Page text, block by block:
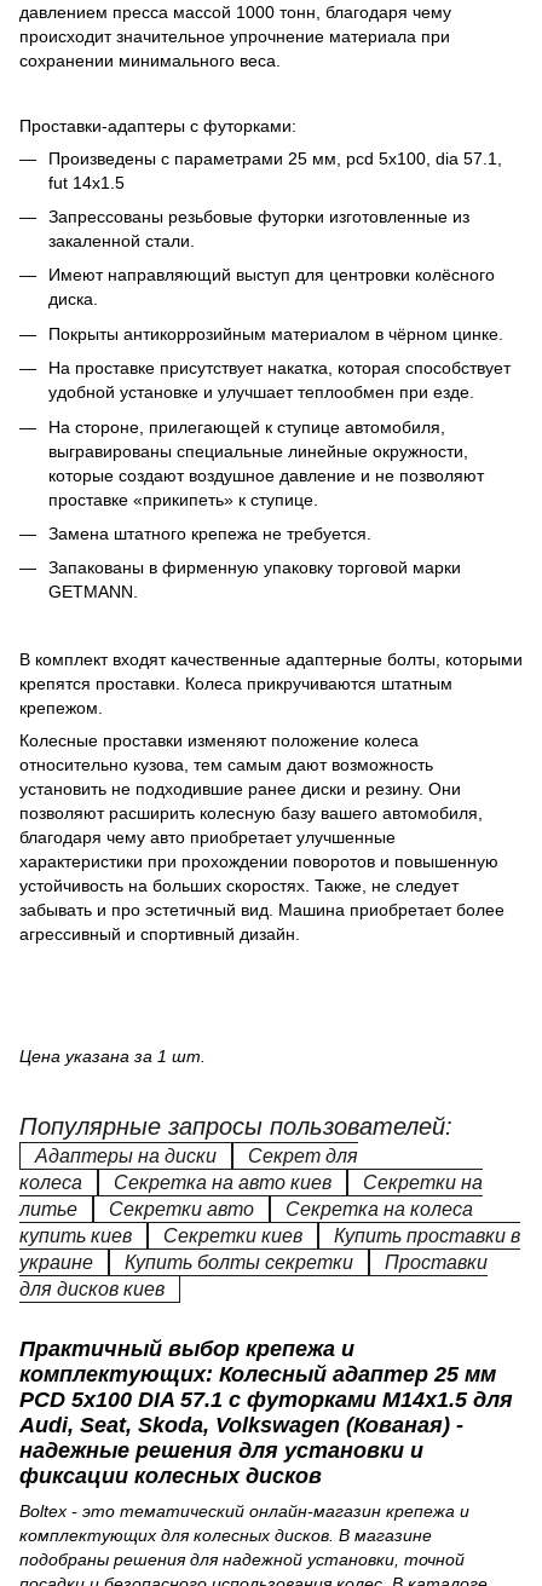
давлением пресса массой 1000 тонн, благодаря чему
происходит значительное упрочнение материала при
сохранении минимального веса.
Проставки-адаптеры с футорками:
Произведены с параметрами 25 мм, pcd 5x100, dia 57.1,
fut 14x1.5
Запрессованы резьбовые футорки изготовленные из
закаленной стали.
Имеют направляющий выступ для центровки колёсного
диска.
Покрыты антикоррозийным материалом в чёрном цинке.
На проставке присутствует накатка, которая способствует
удобной установке и улучшает теплообмен при езде.
На стороне, прилегающей к ступице автомобиля,
выгравированы специальные линейные окружности,
которые создают воздушное давление и не позволяют
проставке «прикипеть» к ступице.
Замена штатного крепежа не требуется.
Запакованы в фирменную упаковку торговой марки
GETMANN.
В комплект входят качественные адаптерные болты, которыми
крепятся проставки. Колеса прикручиваются штатным
крепежом.
Колесные проставки изменяют положение колеса
относительно кузова, тем самым дают возможность
установить не подходившие ранее диски и резину. Они
позволяют расширить колесную базу вашего автомобиля,
благодаря чему авто приобретает улучшенные
характеристики при прохождении поворотов и повышенную
устойчивость на больших скоростях. Также, не следует
забывать и про эстетичный вид. Машина приобретает более
агрессивный и спортивный дизайн.
Цена указана за 1 шт.
Популярные запросы пользователей:
Адаптеры на диски
Секрет для
колеса
Секретка на авто киев
Секретки на
литье
Секретки авто
Секретка на колеса
купить киев
Секретки киев
Купить проставки в
украине
Купить болты секретки
Проставки
для дисков киев
Практичный выбор крепежа и
комплектующих: Колесный адаптер 25 мм
PCD 5x100 DIA 57.1 с футорками M14x1.5 для
Audi, Seat, Skoda, Volkswagen (Кованая) -
надежные решения для установки и
фиксации колесных дисков
Boltex - это тематический онлайн-магазин крепежа и
комплектующих для колесных дисков. В магазине
подобраны решения для надежной установки, точной